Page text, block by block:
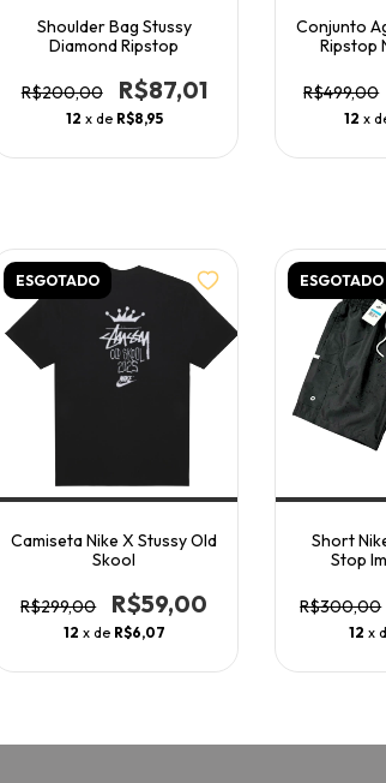
Shoulder Bag Stussy
Diamond Ripstop
R$200,00 R$87,01
12 x de R$8,95
Conjunto
Ripstop
R$499,00
12 x
ESGOTADO
Camiseta Nike X Stussy Old
Skool
R$299,00 R$59,00
12 x de R$6,07
ESGOTADO
Short
Stop
R$300,00
12 x